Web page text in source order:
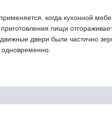
когда кухонной
пищи
двери были частично